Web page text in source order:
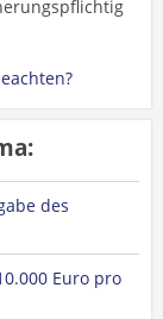
des
Euro pro